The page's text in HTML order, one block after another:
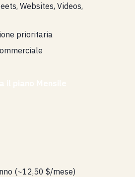
Websites, Videos,
prioritaria
(~12,50 $/mese)